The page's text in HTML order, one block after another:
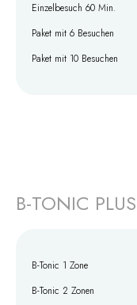
Einzelbesuch 60 Min.
Paket mit 6 Besuchen
Paket mit 10 Besuchen
B-TONIC PLUS
B-Tonic 1 Zone
B-Tonic 2 Zonen